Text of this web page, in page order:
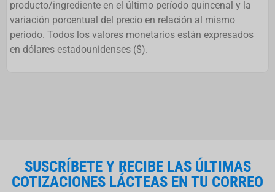
producto/ingrediente en el último período quincenal y la
variación porcentual del precio en relación al mismo
periodo. Todos los valores monetarios están expresados
en dólares estadounidenses ($).
SUSCRÍBETE Y RECIBE LAS ÚLTIMAS
COTIZACIONES LÁCTEAS EN TU CORREO